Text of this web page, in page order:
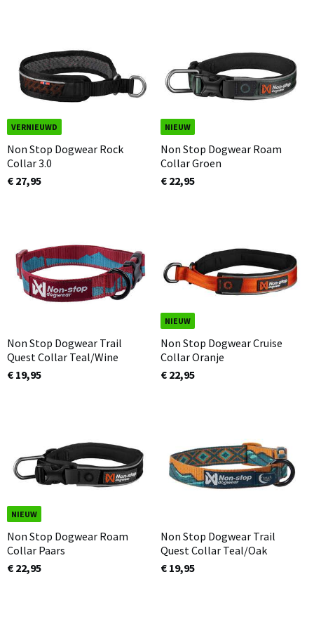
VERNIEUWD
Non Stop Dogwear Rock
Collar 3.0
€ 27,95
NIEUW
Non Stop Dogwear Roam
Collar Groen
€ 22,95
Non Stop Dogwear Trail
Quest Collar Teal/Wine
€ 19,95
NIEUW
Non Stop Dogwear Cruise
Collar Oranje
€ 22,95
NIEUW
Non Stop Dogwear Roam
Collar Paars
€ 22,95
Non Stop Dogwear Trail
Quest Collar Teal/Oak
€ 19,95